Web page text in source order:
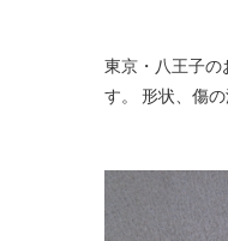
東京・八王子のお客様よりプリウスGSのホイールガリ傷リペアの御依頼です。 ポリッシュのヘアーラインが入っているタイプで
す。 形状、傷